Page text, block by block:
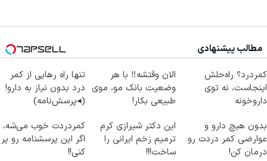
مطالب پیشنهادی
کمردرد؟ راه‌حلش
اینجاست، نه توی
داروخونه
الان وقتشه‼️ با هر
وضعیت بانک مو، موی
طبیعی بکار!
تنها راه رهایی از کمر
درد بدون نیاز به دارو!
(◂پرسش‌نامه)
بدون هیچ دارو و
عوارضی کمر دردت رو
درمان کن!
این دکتر شیرازی کرم
ترمیم زخم ایرانی را
ساخت!!!
کمردردت خوب می‌شه،
اگر این پرسشنامه رو پر
کنی!!